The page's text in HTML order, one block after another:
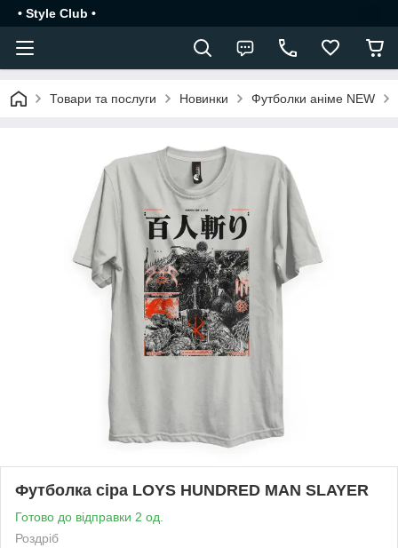
• Style Club •
Товари та послуги Новинки Футболки аніме NEW
Футболка сіра LOYS HUNDRED MAN SLAYER
Готово до відправки 2 од.
Роздріб